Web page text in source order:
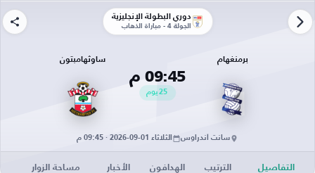
دوري البطولة الإنجليزية
الجولة 4 - مباراة الذهاب
برمنغهام
09:45 م
25يوم
ساوثهامبتون
سانت أندراوس الثلاثاء 01-09-2026 · 09:45 م
التفاصيل الترتيب الهدافون الأخبار مساحة الزوار